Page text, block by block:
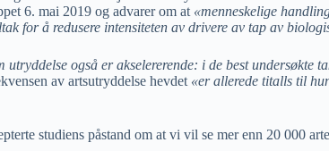
6. mai 2019 og advarer om at «menneskelige
for å redusere intensiteten av drivere av tap av
utryddelse også er akselererende: i de best undersøkte
av artsutryddelse hevdet «er allerede titalls til
studiens påstand om at vi vil se mer enn 20 000